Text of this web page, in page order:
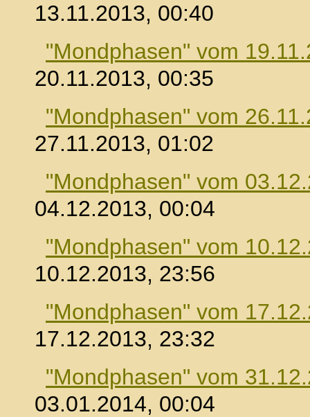
13.11.2013, 00:40
"Mondphasen" vom
20.11.2013, 00:35
"Mondphasen" vom
27.11.2013, 01:02
"Mondphasen" vom
04.12.2013, 00:04
"Mondphasen" vom
10.12.2013, 23:56
"Mondphasen" vom
17.12.2013, 23:32
"Mondphasen" vom
03.01.2014, 00:04